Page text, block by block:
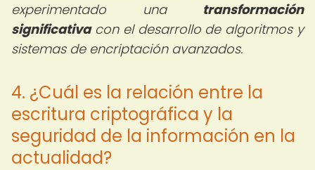
experimentado una transformación
significativacon el desarrollo de algoritmos y
sistemas de encriptación avanzados.
4. ¿Cuál es la relación entre la
escritura criptográfica y la
seguridad de la información en la
actualidad?